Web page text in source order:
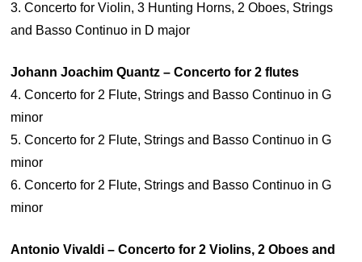
3. Concerto for Violin, 3 Hunting Horns, 2 Oboes, Strings
and Basso Continuo in D major
Johann Joachim Quantz – Concerto for 2 flutes
4. Concerto for 2 Flute, Strings and Basso Continuo in G
minor
5. Concerto for 2 Flute, Strings and Basso Continuo in G
minor
6. Concerto for 2 Flute, Strings and Basso Continuo in G
minor
Antonio Vivaldi – Concerto for 2 Violins, 2 Oboes and